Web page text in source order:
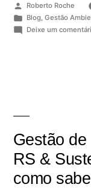
Roberto Roche
Blog, Gestão
Deixe um
Gestão
RS &
como